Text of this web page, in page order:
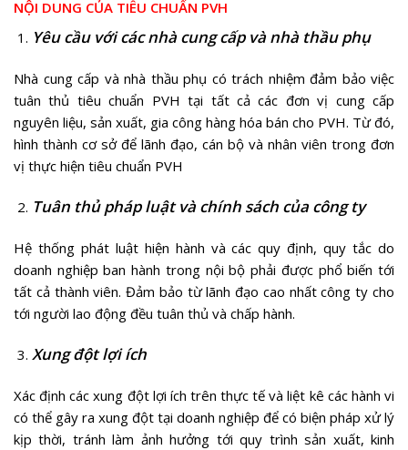
NỘI DUNG CỦA TIÊU CHUẨN PVH
Yêu cầu với các nhà cung cấp và nhà thầu phụ
Nhà cung cấp và nhà thầu phụ có trách nhiệm đảm bảo việc
tuân thủ tiêu chuẩn PVH tại tất cả các đơn vị cung cấp
nguyên liệu, sản xuất, gia công hàng hóa bán cho PVH. Từ đó,
hình thành cơ sở để lãnh đạo, cán bộ và nhân viên trong đơn
vị thực hiện tiêu chuẩn PVH
Tuân thủ pháp luật và chính sách của công ty
Hệ thống phát luật hiện hành và các quy định, quy tắc do
doanh nghiệp ban hành trong nội bộ phải được phổ biến tới
tất cả thành viên. Đảm bảo từ lãnh đạo cao nhất công ty cho
tới người lao động đều tuân thủ và chấp hành.
Xung đột lợi ích
Xác định các xung đột lợi ích trên thực tế và liệt kê các hành vi
có thể gây ra xung đột tại doanh nghiệp để có biện pháp xử lý
kịp thời, tránh làm ảnh hưởng tới quy trình sản xuất, kinh